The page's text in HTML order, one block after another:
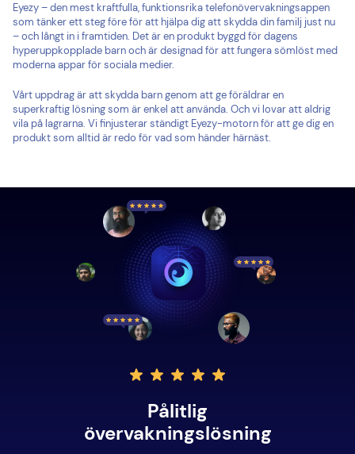
Eyezy – den mest kraftfulla, funktionsrika telefonövervakningsappen
som tänker ett steg före för att hjälpa dig att skydda din familj just nu
– och långt in i framtiden. Det är en produkt byggd för dagens
hyperuppkopplade barn och är designad för att fungera sömlöst med
moderna appar för sociala medier.
Vårt uppdrag är att skydda barn genom att ge föräldrar en
superkraftig lösning som är enkel att använda. Och vi lovar att aldrig
vila på lagrarna. Vi finjusterar ständigt Eyezy-motorn för att ge dig en
produkt som alltid är redo för vad som händer härnäst.
Pålitlig
övervakningslösning